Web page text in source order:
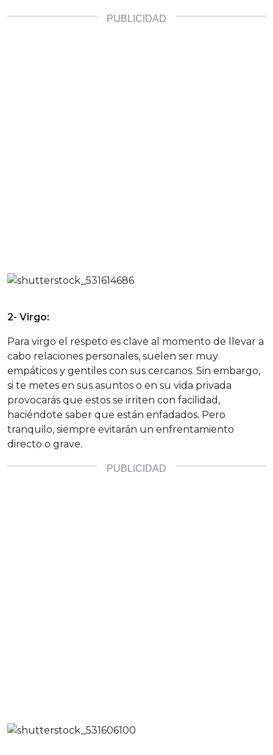
2- Virgo:
Para virgo el respeto es clave al momento de llevar a
cabo relaciones personales, suelen ser muy
empáticos y gentiles con sus cercanos. Sin embargo,
si te metes en sus asuntos o en su vida privada
provocarás que estos se irriten con facilidad,
haciéndote saber que están enfadados. Pero
tranquilo, siempre evitarán un enfrentamiento
directo o grave.